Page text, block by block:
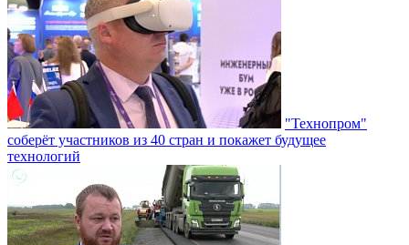
"Технопром"
соберёт участников из 40 стран и покажет будущее
технологий